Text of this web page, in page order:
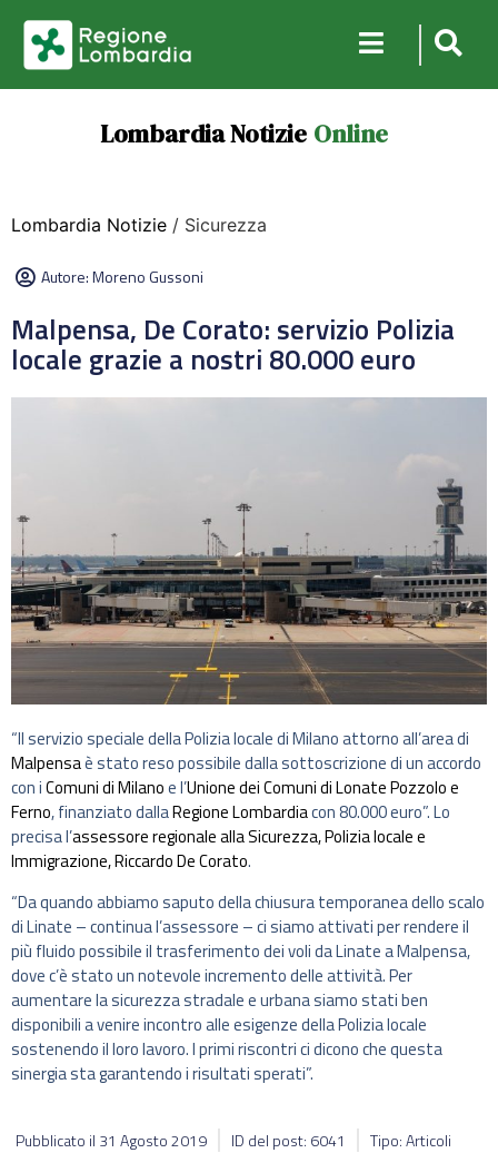
Lombardia Notizie Online
Lombardia Notizie / Sicurezza
Autore:Moreno Gussoni
Malpensa, De Corato: servizio Polizia
locale grazie a nostri 80.000 euro
“Il servizio speciale della Polizia locale di Milano attorno all’area di
Malpensaè stato reso possibile dalla sottoscrizione di un accordo
con iComuni di Milanoe l’Unione dei Comuni di Lonate Pozzolo e
Ferno, finanziato dallaRegione Lombardiacon 80.000 euro”. Lo
precisa l’assessore regionale alla Sicurezza, Polizia locale e
Immigrazione, Riccardo De Corato.
“Da quando abbiamo saputo della chiusura temporanea dello scalo
di Linate – continua l’assessore – ci siamo attivati per rendere il
più fluido possibile il trasferimento dei voli da Linate a Malpensa,
dove c’è stato un notevole incremento delle attività. Per
aumentare la sicurezza stradale e urbana siamo stati ben
disponibili a venire incontro alle esigenze della Polizia locale
sostenendo il loro lavoro. I primi riscontri ci dicono che questa
sinergia sta garantendo i risultati sperati”.
Pubblicato il 31 Agosto 2019 ID del post: 6041 Tipo: Articoli